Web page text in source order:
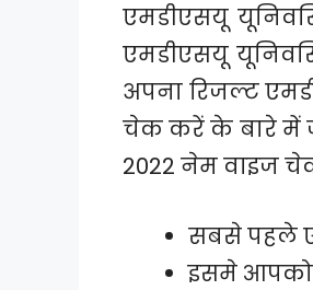
एमडीएसयू
एमडीएसयू
अपना रिजल्ट
चेक करें के बारे में
2022 नेम वाइज
सबसे पहले
इसमे आपको